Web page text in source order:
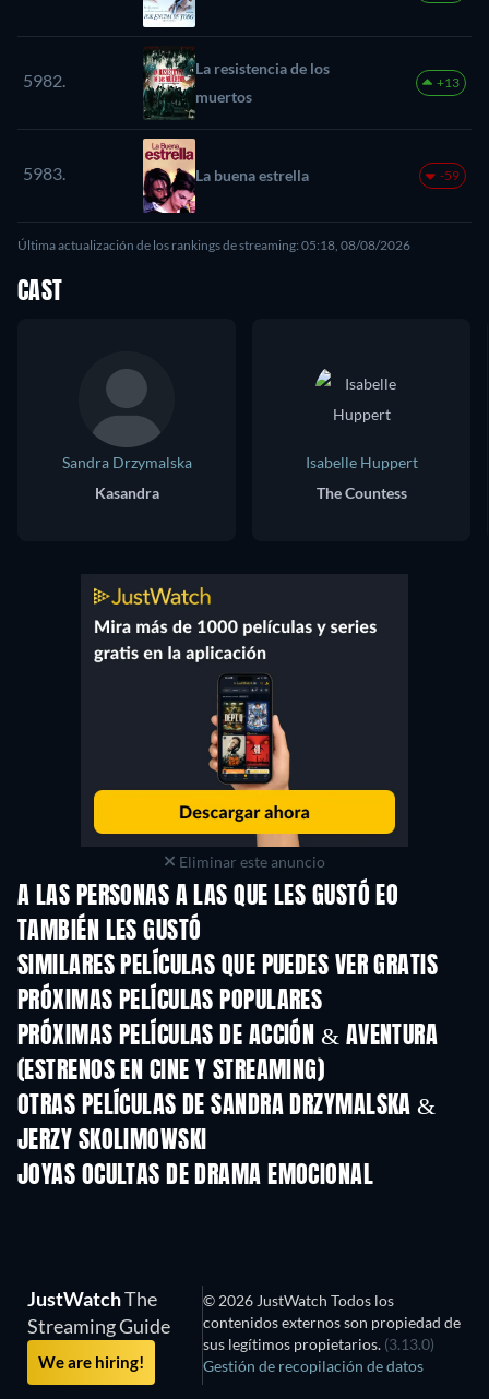
5982.
La resistencia de los
muertos
+13
5983. La buena estrella -59
Última actualización de los rankings de streaming: 05:18, 08/08/2026
CAST
Sandra Drzymalska
Kasandra
Isabelle Huppert
The Countess
Eliminar este anuncio
A LAS PERSONAS A LAS QUE LES GUSTÓ EO
TAMBIÉN LES GUSTÓ
SIMILARES PELÍCULAS QUE PUEDES VER GRATIS
PRÓXIMAS PELÍCULAS POPULARES
PRÓXIMAS PELÍCULAS DE ACCIÓN & AVENTURA
(ESTRENOS EN CINE Y STREAMING)
OTRAS PELÍCULAS DE SANDRA DRZYMALSKA &
JERZY SKOLIMOWSKI
JOYAS OCULTAS DE DRAMA EMOCIONAL
JustWatchThe
Streaming Guide
We are hiring!
© 2026 JustWatch Todos los
contenidos externos son propiedad de
sus legítimos propietarios. (3.13.0)
Gestión de recopilación de datos